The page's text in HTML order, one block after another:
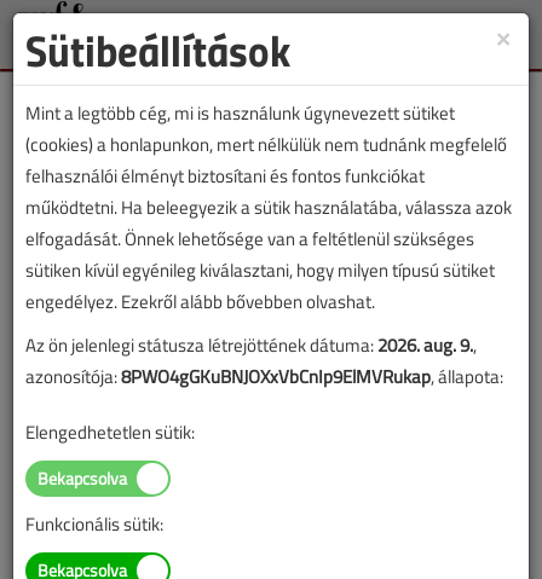
Toggle
Lapszám:
TARTALOM
Fűtéstechnika
Napkollektorok, savasodás
2016/7-8. lapszám
Figylem! Ez a cikk 10 éve frissült utoljára. A benne szereplő
információk mára aktualitásukat veszíthették, valamint a tartalom
×
Sütibeállítások
Mint a legtöbb cég, mi is használunk úgynevezett sütiket
(cookies) a honlapunkon, mert nélkülük nem tudnánk megfelelő
felhasználói élményt biztosítani és fontos funkciókat
működtetni. Ha beleegyezik a sütik használatába, válassza azok
elfogadását. Önnek lehetősége van a feltétlenül szükséges
sütiken kívül egyénileg kiválasztani, hogy milyen típusú sütiket
engedélyez. Ezekről alább bővebben olvashat.
Az ön jelenlegi státusza létrejöttének dátuma:2026. aug. 9.,
azonosítója:8PWO4gGKuBNJOXxVbCnIp9ElMVRukap, állapota:
Elengedhetetlen sütik:
Funkcionális sütik: